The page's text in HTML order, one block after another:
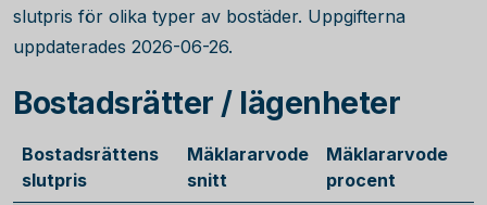
slutpris för olika typer av bostäder. Uppgifterna
uppdaterades 2026-06-26.
Bostadsrätter / lägenheter
Bostadsrättens
slutpris
Mäklararvode
snitt
Mäklararvode
procent